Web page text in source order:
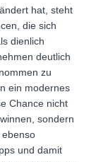
hat, steht
die sich
dienlich
deutlich
zu
ein modernes
Chance nicht
sondern
und damit